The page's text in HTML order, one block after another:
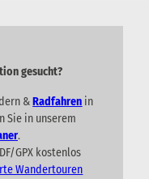
gesucht?
&Radfahren in
Sie in unserem
.
GPX kostenlos
Wandertouren